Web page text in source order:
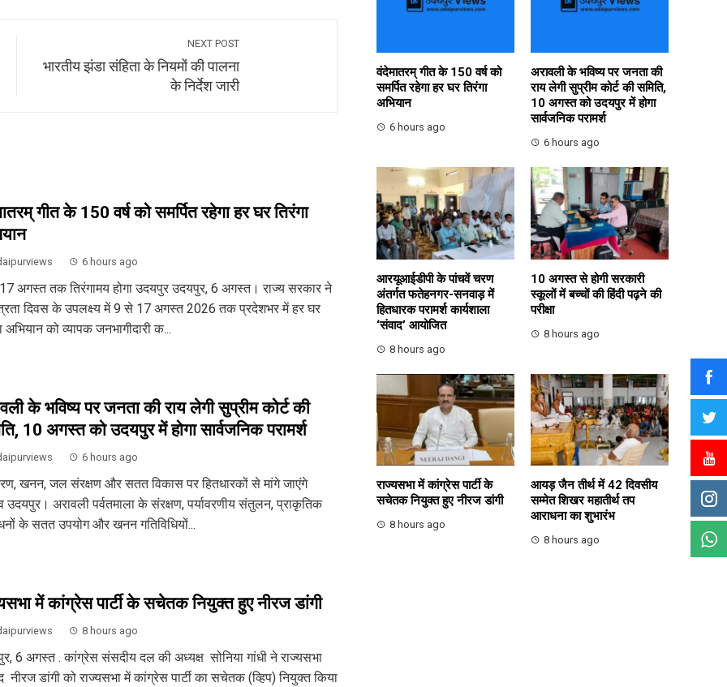
NEXT POST
भारतीय झंडा संहिता के नियमों की पालना
के निर्देश जारी
गीत के 150 वर्ष को समर्पित रहेगा हर घर तिरंगा
6 hours ago
अगस्त तक तिरंगामय होगा उदयपुर उदयपुर, 6 अगस्त। राज्य सरकार ने
दिवस के उपलक्ष्य में 9 से 17 अगस्त 2026 तक प्रदेशभर में हर घर
अभियान को व्यापक जनभागीदारी क...
के भविष्य पर जनता की राय लेगी सुप्रीम कोर्ट की
10 अगस्त को उदयपुर में होगा सार्वजनिक परामर्श
6 hours ago
खनन, जल संरक्षण और सतत विकास पर हितधारकों से मांगे जाएंगे
उदयपुर। अरावली पर्वतमाला के संरक्षण, पर्यावरणीय संतुलन, प्राकृतिक
के सतत उपयोग और खनन गतिविधियों...
में कांग्रेस पार्टी के सचेतक नियुक्त हुए नीरज डांगी
8 hours ago
6 अगस्त . कांग्रेस संसदीय दल की अध्यक्ष सोनिया गांधी ने राज्यसभा
नीरज डांगी को राज्यसभा में कांग्रेस पार्टी का सचेतक (व्हिप) नियुक्त किया
वंदेमातरम् गीत के 150 वर्ष को
समर्पित रहेगा हर घर तिरंगा
अभियान
6 hours ago
अरावली के भविष्य पर जनता की
राय लेगी सुप्रीम कोर्ट की समिति,
10 अगस्त को उदयपुर में होगा
सार्वजनिक परामर्श
6 hours ago
आरयूआईडीपी के पांचवें चरण
अंतर्गत फतेहनगर-सनवाड़ में
हितधारक परामर्श कार्यशाला
‘संवाद’ आयोजित
8 hours ago
10 अगस्त से होगी सरकारी
स्कूलों में बच्चों की हिंदी पढ़ने की
परीक्षा
8 hours ago
राज्यसभा में कांग्रेस पार्टी के
सचेतक नियुक्त हुए नीरज डांगी
8 hours ago
आयड़ जैन तीर्थ में 42 दिवसीय
सम्मेत शिखर महातीर्थ तप
आराधना का शुभारंभ
8 hours ago